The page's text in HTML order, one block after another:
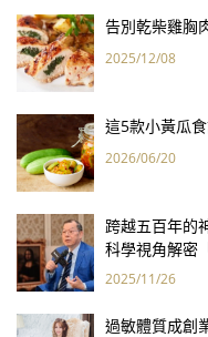
告別乾柴雞胸
2025/12/08
這5款小黃瓜
2026/06/20
跨越五百年的
科學視角解密
2025/11/26
過敏體質成創